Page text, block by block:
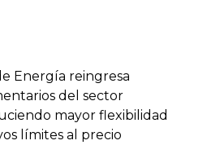
Energía reingresa
del sector
mayor flexibilidad
límites al precio